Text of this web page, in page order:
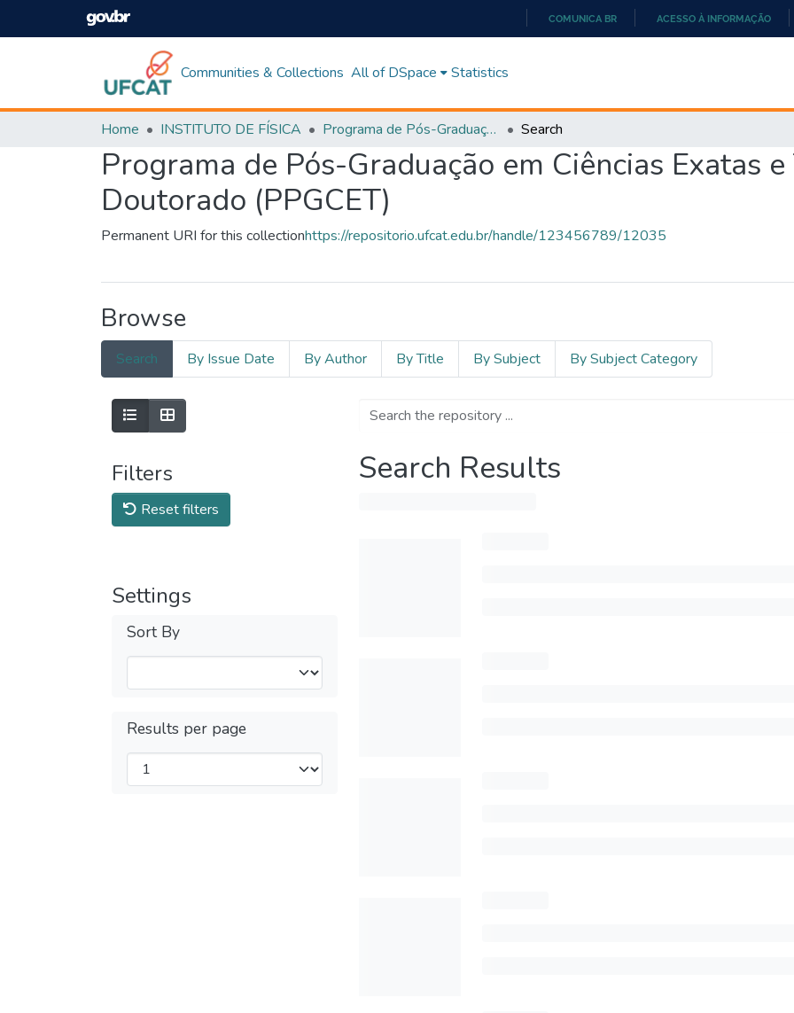
CONTEÚDO
COMUNICA BR ACESSO À INFORMAÇÃO
Communities & Collections All of DSpace Statistics
Home INSTITUTO DE FÍSICA Programa de Pós-Graduação em Ciências Exatas e Tecnológicas - Doutorado (PPGCET) Search
Programa de Pós-Graduação em Ciências Exatas
Doutorado (PPGCET)
Permanent URI for this collectionhttps://repositorio.ufcat.edu.br/handle/123456789/12035
Browse
Search By Issue Date By Author By Title By Subject By Subject Category
Filters
Reset filters
Settings
Sort By
Results per page
Search Results